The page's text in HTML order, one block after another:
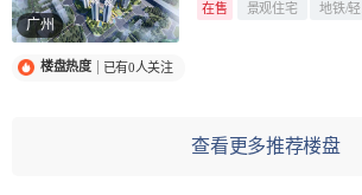
广州
在售 景观住宅
楼盘热度 已有0人关注
查看更多推荐楼盘